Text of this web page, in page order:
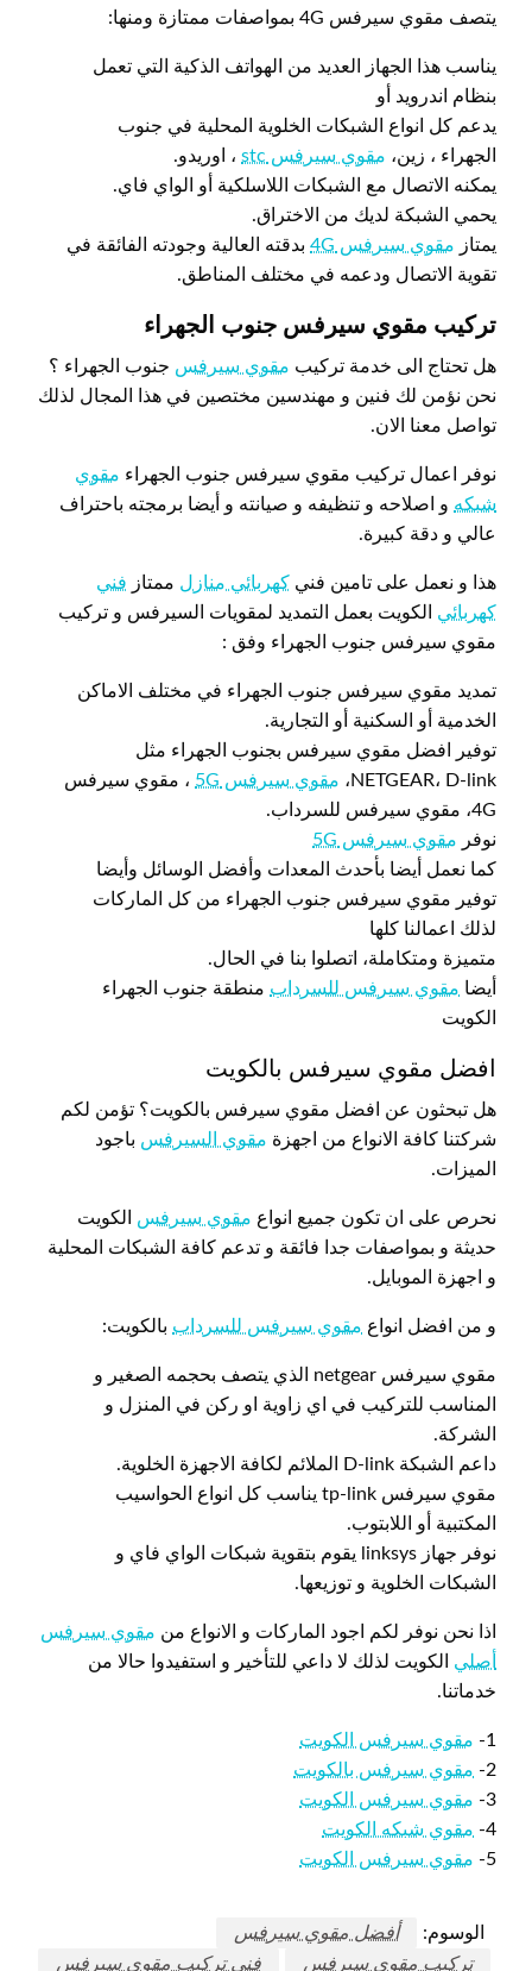
يتصف مقوي سيرفس 4G بمواصفات ممتازة ومنها:
يناسب هذا الجهاز العديد من الهواتف الذكية التي تعمل
بنظام اندرويد أو
يدعم كل انواع الشبكات الخلوية المحلية في جنوب
الجهراء ، زين، مقوي سيرفس stc
، اوريدو.
يمكنه الاتصال مع الشبكات اللاسلكية أو الواي فاي.
يحمي الشبكة لديك من الاختراق.
يمتاز مقوي سيرفس 4G
بدقته العالية وجودته الفائقة في
تقوية الاتصال ودعمه في مختلف المناطق.
تركيب مقوي سيرفس جنوب الجهراء
هل تحتاج الى خدمة تركيب مقوي سيرفس جنوب الجهراء ؟
نحن نؤمن لك فنين و مهندسين مختصين في هذا المجال لذلك
تواصل معنا الان.
نوفر اعمال تركيب مقوي سيرفس جنوب الجهراء مقوي
شبكه و اصلاحه و تنظيفه و صيانته و أيضا برمجته باحتراف
عالي و دقة كبيرة.
هذا و نعمل على تامين فني كهربائي منازل ممتاز فني
كهربائي الكويت بعمل التمديد لمقويات السيرفس و تركيب
مقوي سيرفس جنوب الجهراء وفق :
تمديد مقوي سيرفس جنوب الجهراء في مختلف الاماكن
الخدمية أو السكنية أو التجارية.
توفير افضل مقوي سيرفس بجنوب الجهراء مثل
NETGEAR، D-link،
مقوي سيرفس 5G
، مقوي سيرفس
4G، مقوي سيرفس للسرداب.
نوفر مقوي سيرفس 5G
كما نعمل أيضا بأحدث المعدات وأفضل الوسائل وأيضا
توفير مقوي سيرفس جنوب الجهراء من كل الماركات
لذلك اعمالنا كلها
متميزة ومتكاملة، اتصلوا بنا في الحال.
أيضا مقوي سيرفس للسرداب منطقة جنوب الجهراء
الكويت
افضل مقوي سيرفس بالكويت
هل تبحثون عن افضل مقوي سيرفس بالكويت؟ تؤمن لكم
شركتنا كافة الانواع من اجهزة مقوي السيرفس باجود
الميزات.
نحرص على ان تكون جميع انواع مقوي سيرفس الكويت
حديثة و بمواصفات جدا فائقة و تدعم كافة الشبكات المحلية
و اجهزة الموبايل.
و من افضل انواع مقوي سيرفس للسرداب بالكويت:
مقوي سيرفس netgear الذي يتصف بحجمه الصغير و
المناسب للتركيب في اي زاوية او ركن في المنزل و
الشركة.
داعم الشبكة D-link الملائم لكافة الاجهزة الخلوية.
مقوي سيرفس tp-link يناسب كل انواع الحواسيب
المكتبية أو اللابتوب.
نوفر جهاز linksys يقوم بتقوية شبكات الواي فاي و
الشبكات الخلوية و توزيعها.
اذا نحن نوفر لكم اجود الماركات و الانواع من مقوي سيرفس
أصلي الكويت لذلك لا داعي للتأخير و استفيدوا حالا من
خدماتنا.
1-
مقوي سيرفس الكويت
2-
مقوي سيرفس بالكويت
3-
مقوي سيرفس الكويت
4-
مقوي شبكه الكويت
5-
مقوي سيرفس الكويت
الوسوم:
أفضل مقوي سيرفس
تركيب مقوي سيرفس
فني تركيب مقوي سيرفس